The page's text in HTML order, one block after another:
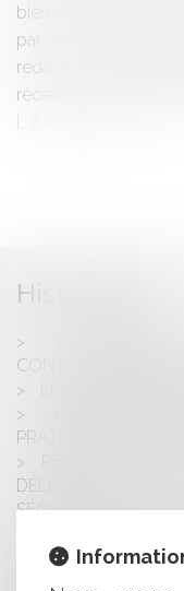
biens et prestations
par un assujetti
rédaction, la cour
récemment appelée
Historique
LE
CONTRACTUELLES :
PRATIQUES
DÉLÉGATION DE
SÉCURITÉ
PRINCIPE DU